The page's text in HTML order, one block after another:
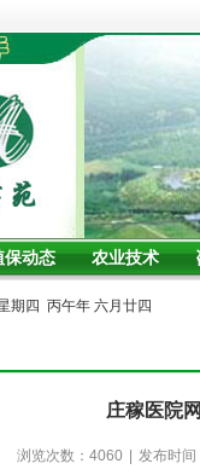
保动态 农业技术
期四 丙午年 六月廿四
庄稼医院
浏览次数： 4060 发布时